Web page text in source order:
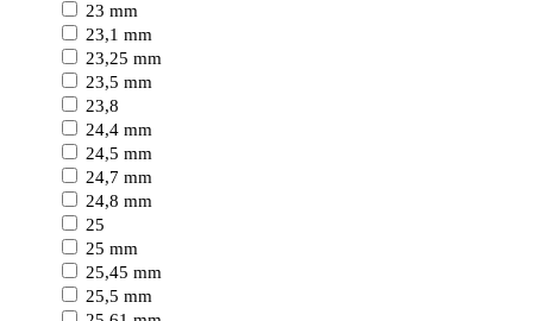
23 mm
23,1 mm
23,25 mm
23,5 mm
23,8
24,4 mm
24,5 mm
24,7 mm
24,8 mm
25
25 mm
25,45 mm
25,5 mm